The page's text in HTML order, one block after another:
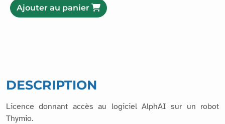
Ajouter au panier
DESCRIPTION
Licence donnant accès au logiciel AlphAI sur un robot
Thymio.